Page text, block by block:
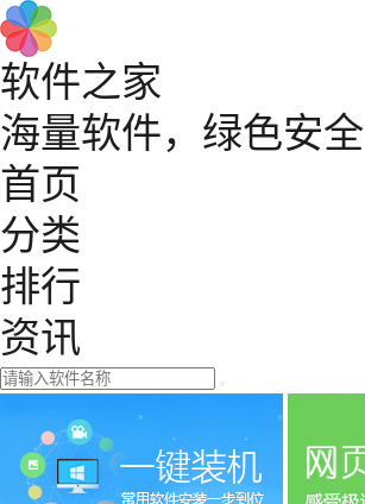
软件之家
海量软件，绿色安全
首页
分类
排行
资讯